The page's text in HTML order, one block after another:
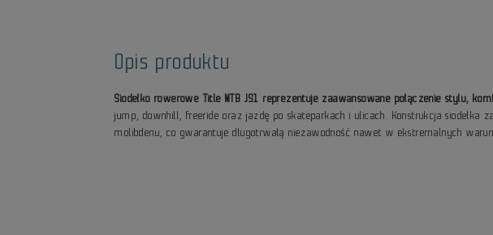
Opis produktu
Siodełko rowerowe Title MTB JS1 reprezentuje zaawansowane połączenie stylu,
jump, downhill, freeride oraz jazdę po skateparkach i ulicach. Konstrukcja
molibdenu, co gwarantuje długotrwałą niezawodność nawet w ekstremalnych